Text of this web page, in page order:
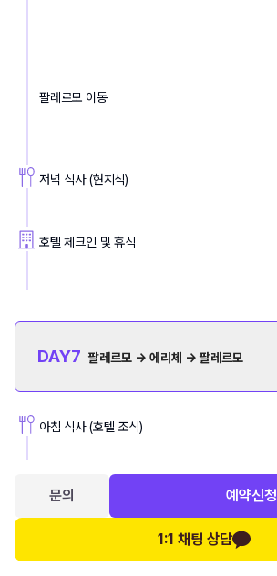
팔레르모 이동
저녁 식사 (현지식)
호텔 체크인 및 휴식
DAY7 팔레르모 → 에리체 → 팔레르모
아침 식사 (호텔 조식)
◈ 중세시대의 축소판, 에리체
⦁ 비너스 신전
문의 예약신청
1:1 채팅 상담